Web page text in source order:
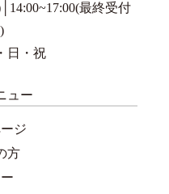
最終受付
日・祝
ュー
ジ
方